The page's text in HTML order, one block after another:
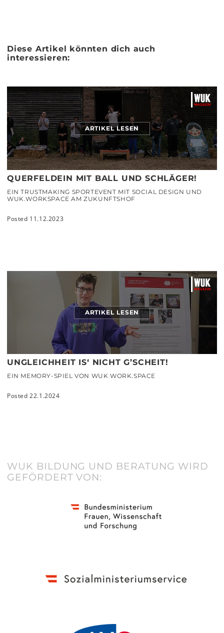
Diese Artikel könnten dich auch
interessieren:
ARTIKEL LESEN
QUERFELDEIN MIT BALL UND SCHLÄGER!
EIN TRUSTMAKING SPORTEVENT MIT SOCIAL DESIGN UND
WUK.WORKSPACE AM ZUKUNFTSHOF
Posted 11.12.2023
ARTIKEL LESEN
UNGLEICHHEIT IS‘ NICHT G’SCHEIT!
EIN MEMORY-SPIEL VON WUK WORK.SPACE
Posted 22.1.2024
WUK BILDUNG UND BERATUNG WIRD
GEFÖRDERT VON: